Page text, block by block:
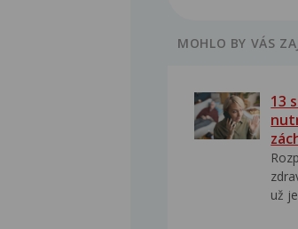
MOHLO BY VÁS
13
už